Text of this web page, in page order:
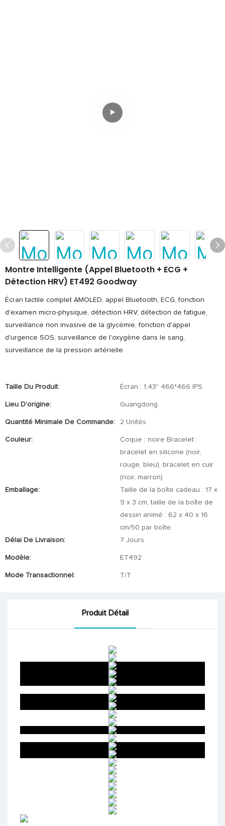
Montre Intelligente (appel Bluetooth + ECG +
Détection HRV) ET492 Goodway
Écran tactile complet AMOLED, appel Bluetooth, ECG, fonction
d'examen micro-physique, détection HRV, détection de fatigue,
surveillance non invasive de la glycémie, fonction d'appel
d'urgence SOS, surveillance de l'oxygène dans le sang,
surveillance de la pression artérielle.
Taille Du Produit: Écran : 1,43" 466*466 IPS
Lieu D'origine: Guangdong
Quantité Minimale De Commande: 2 Unités
Couleur:
Coque : noire Bracelet :
bracelet en silicone (noir,
rouge, bleu), bracelet en cuir
(noir, marron)
Emballage:
Taille de la boîte cadeau : 17 x
9 x 3 cm, taille de la boîte de
dessin animé : 62 x 40 x 16
cm/50 par boîte.
Délai De Livraison:
7 Jours
Modèle: ET492
Mode Transactionnel: T/T
Produit Détail